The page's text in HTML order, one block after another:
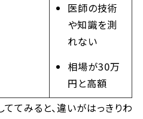
医師の技術
や知識を測
れない
相場が30万
円と高額
ててみると、違いがはっきりわ